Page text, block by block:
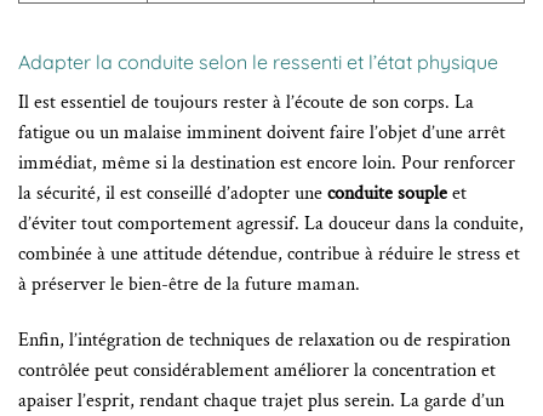
Adapter la conduite selon le ressenti et l’état physique
Il est essentiel de toujours rester à l’écoute de son corps. La
fatigue ou un malaise imminent doivent faire l’objet d’une arrêt
immédiat, même si la destination est encore loin. Pour renforcer
la sécurité, il est conseillé d’adopter uneconduite soupleet
d’éviter tout comportement agressif. La douceur dans la conduite,
combinée à une attitude détendue, contribue à réduire le stress et
à préserver le bien-être de la future maman.
Enfin, l’intégration de techniques de relaxation ou de respiration
contrôlée peut considérablement améliorer la concentration et
apaiser l’esprit, rendant chaque trajet plus serein. La garde d’un